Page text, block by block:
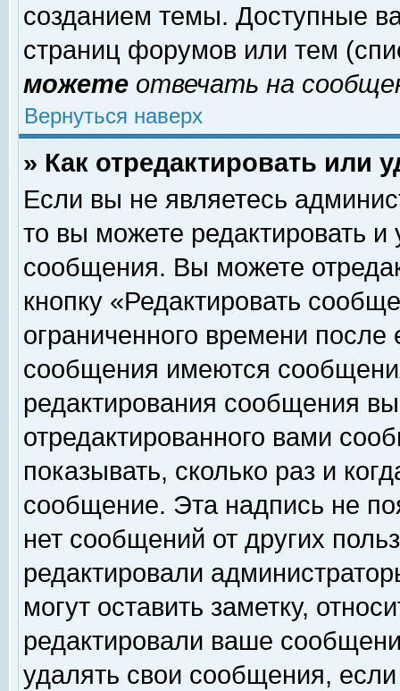
созданием темы. Доступные
страниц форумов или тем
можете отвечать на
Вернуться наверх
» Как отредактировать или
Если вы не являетесь
то вы можете редактировать и
сообщения. Вы можете
кнопку «Редактировать
ограниченного времени
сообщения имеются
редактирования сообщения
отредактированного вами
показывать, сколько раз и
сообщение. Эта надпись не
нет сообщений от других
редактировали
могут оставить заметку,
редактировали ваше
удалять свои сообщения,